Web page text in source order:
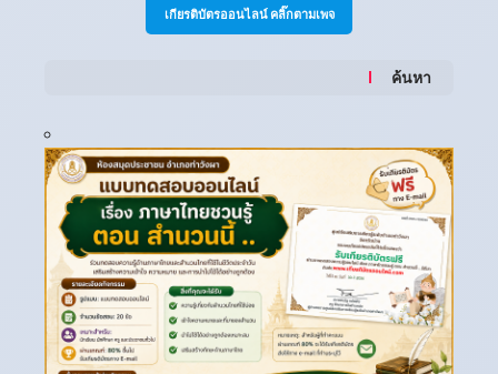
เกียรติบัตรออนไลน์ คลิ๊กตามเพจ
ค้นหา